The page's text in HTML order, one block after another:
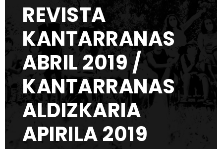
REVISTA
KANTARRANAS
ABRIL 2019 /
KANTARRANAS
ALDIZKARIA
APIRILA 2019